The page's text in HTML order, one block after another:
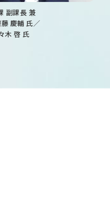
副課長 兼
慶輔 氏／
木 啓 氏